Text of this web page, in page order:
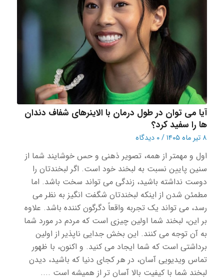
آیا می توان در طول درمان با الاینرهای شفاف دندان
ها را سفید کرد؟
۸ تیر ماه ۱۴۰۵ /۰ دیدگاه
اول و مهمتر از همه، تصویر ذهنی و حس خوشایند شما از
سنین پایین نسبت به لبخند خود است. اگر لبخندتان را
دوست نداشته باشید، زندگی می تواند سخت باشد. اما
مطمئن شدن از اینکه لبخندتان شگفت انگیز به نظر می
رسد، می تواند یک تجربه واقعاً دگرگون کننده باشد. علاوه
بر این، لبخند شما اولین چیزی است که مردم در مورد شما
به آن توجه می کنند. این بخش جدایی ناپذیر از اولین
برداشتی است که شما ایجاد می کنید. و اکنون، با ظهور
تماس ویدیویی آسان، در هر کجای دنیا که باشید، دیدن
لبخند شما با کیفیت بالا آسان تر از همیشه است ....